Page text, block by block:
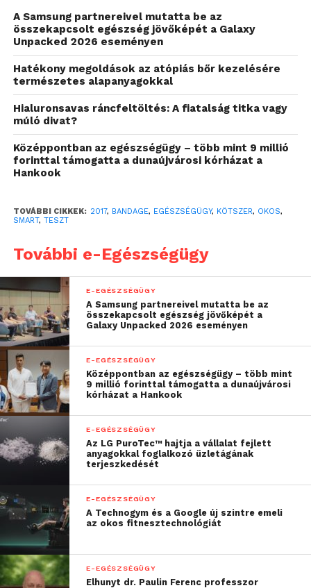
A Swansea Egyetem 1 éven belül tervezi
megkezdeni a tesztelését a 3D nyomtatással
elkészülő 5G-n keresztül kommunikáló
kötszereknek. Az aprócska méretű szenzorok
folyamatosan közölnek majd adatot a sebről, amely
segít nyomon követni a gyógyulást, illetve ha
esetleg valami változás történik a kötés alatt.
Még sok víznek kell lefolyni a Dunán addig, amíg a
már nem is szeretnék elkezdeni a kísérleteket.
Forrás: engadget.com
A Samsung partnereivel mutatta be az
összekapcsolt egészség jövőképét a Galaxy
Unpacked 2026 eseményen
Hatékony megoldások az atópiás bőr kezelésére
természetes alapanyagokkal
Hialuronsavas ráncfeltöltés: A fiatalság titka vagy
múló divat?
Középpontban az egészségügy – több mint 9 millió
forinttal támogatta a dunaújvárosi kórházat a
Hankook
TOVÁBBI CIKKEK: 2017, BANDAGE, EGÉSZSÉGÜGY, KÖTSZER, OKOS,
SMART, TESZT
További e-Egészségügy
E-EGÉSZSÉGÜGY
A Samsung partnereivel mutatta be az
összekapcsolt egészség jövőképét a
Galaxy Unpacked 2026 eseményen
E-EGÉSZSÉGÜGY
Középpontban az egészségügy – több mint
9 millió forinttal támogatta a dunaújvárosi
kórházat a Hankook
E-EGÉSZSÉGÜGY
Az LG PuroTec™ hajtja a vállalat fejlett
anyagokkal foglalkozó üzletágának
terjeszkedését
E-EGÉSZSÉGÜGY
A Technogym és a Google új szintre emeli
az okos fitnesztechnológiát
E-EGÉSZSÉGÜGY
Elhunyt dr. Paulin Ferenc professzor